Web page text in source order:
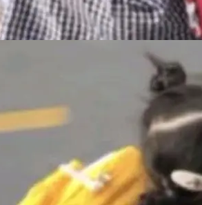
版前，请将 HUAWEI M
6.1.0.135S
*升级路径：设置 > 搜
是“Lei”。 这个名字，
Lei Xiaohua）。 对于
言，这个名字并不陌
好是雷霄骅离世十周
择用一个大版本的名
霄骅曾是中国传媒大学
生，长期从事视频、音
代码烧掉 1215
多份内部报告显示，AI
支。《金融时报》报道
商平台作者信息与商品
常规的数据处理任
美元的账单，实际支出
令人意外的是，该项目
额算力消耗持续运行长
对账时才察觉异常。这
在 CNBC 的采访里
正在赢得 AI 竞赛，而
工具预计在今年底或
沿实验室的水平。 Dela
事：开放协作。中国的
作的生态里加速迭代，
了最好的扩展系
源
问过很多软件工程师
自己用的程序？答案几
天用别人写的程序写程